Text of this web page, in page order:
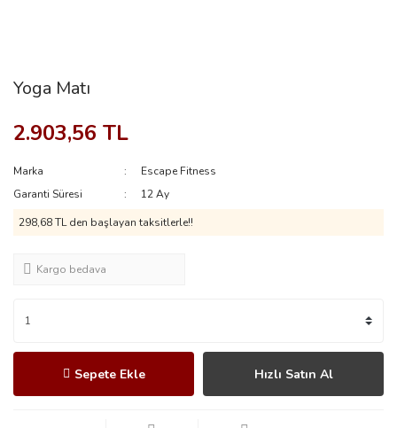
Yoga Matı
2.903,56 TL
Marka
Escape Fitness
Garanti Süresi
12 Ay
298,68 TL den başlayan taksitlerle!!
Kargo bedava
Sepete Ekle Hızlı Satın Al